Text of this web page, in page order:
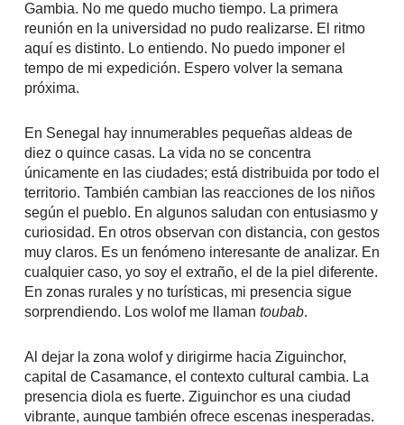
Gambia. No me quedo mucho tiempo. La primera
reunión en la universidad no pudo realizarse. El ritmo
aquí es distinto. Lo entiendo. No puedo imponer el
tempo de mi expedición. Espero volver la semana
próxima.
En Senegal hay innumerables pequeñas aldeas de
diez o quince casas. La vida no se concentra
únicamente en las ciudades; está distribuida por todo el
territorio. También cambian las reacciones de los niños
según el pueblo. En algunos saludan con entusiasmo y
curiosidad. En otros observan con distancia, con gestos
muy claros. Es un fenómeno interesante de analizar. En
cualquier caso, yo soy el extraño, el de la piel diferente.
En zonas rurales y no turísticas, mi presencia sigue
sorprendiendo. Los wolof me llaman toubab.
Al dejar la zona wolof y dirigirme hacia Ziguinchor,
capital de Casamance, el contexto cultural cambia. La
presencia diola es fuerte. Ziguinchor es una ciudad
vibrante, aunque también ofrece escenas inesperadas.